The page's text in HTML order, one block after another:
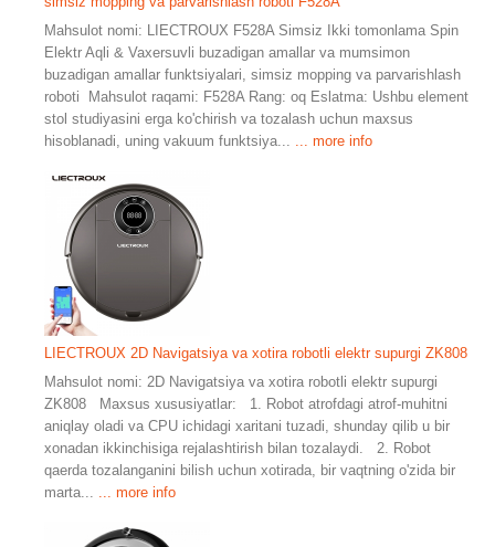
Mahsulot nomi: LIECTROUX F528A Simsiz Ikki tomonlama Spin
Elektr Aqli & Vaxersuvli buzadigan amallar va mumsimon
buzadigan amallar funktsiyalari, simsiz mopping va parvarishlash
roboti Mahsulot raqami: F528A Rang: oq Eslatma: Ushbu element
stol studiyasini erga ko'chirish va tozalash uchun maxsus
hisoblanadi, uning vakuum funktsiya...
... more info
LIECTROUX 2D Navigatsiya va xotira robotli elektr supurgi ZK808
Mahsulot nomi: 2D Navigatsiya va xotira robotli elektr supurgi
ZK808 Maxsus xususiyatlar: 1. Robot atrofdagi atrof-muhitni
aniqlay oladi va CPU ichidagi xaritani tuzadi, shunday qilib u bir
xonadan ikkinchisiga rejalashtirish bilan tozalaydi. 2. Robot
qaerda tozalanganini bilish uchun xotirada, bir vaqtning o'zida bir
marta...
... more info